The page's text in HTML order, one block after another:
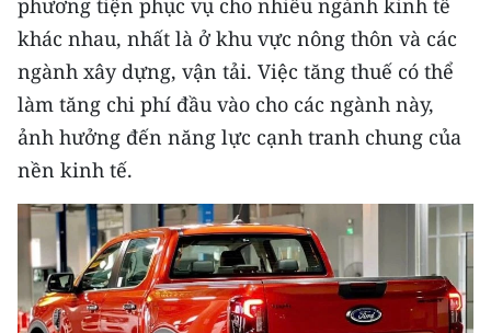
phương tiện phục vụ cho nhiều ngành kinh tế
khác nhau, nhất là ở khu vực nông thôn và các
ngành xây dựng, vận tải. Việc tăng thuế có thể
làm tăng chi phí đầu vào cho các ngành này,
ảnh hưởng đến năng lực cạnh tranh chung của
nền kinh tế.